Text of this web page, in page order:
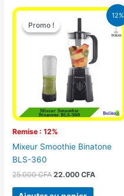
12%
Promo !
Remise : 12%
Promo !
Mixeur Smoothie Binatone
BLS-360
25.000CFA
Le
prix
initial
était :
25.000 CFA.
22.000CFA
Le
prix
actuel
est :